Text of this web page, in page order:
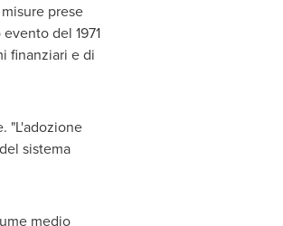
prese
del 1971
finanziari e di
"L'adozione
sistema
medio